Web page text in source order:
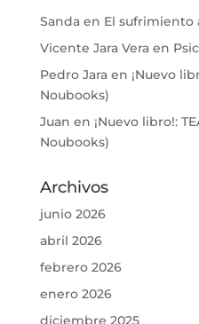
Sandaen El sufrimiento
Vicente Jara Veraen
Pedro Jaraen ¡Nuevo
Noubooks)
Juan en ¡Nuevo libro!:
Noubooks)
Archivos
junio 2026
abril 2026
febrero 2026
enero 2026
diciembre 2025